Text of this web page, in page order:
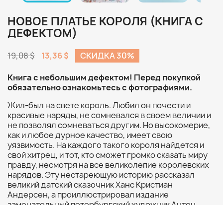
НОВОЕ ПЛАТЬЕ КОРОЛЯ (КНИГА С
ДЕФЕКТОМ)
19,08 $ 13,36 $
СКИДКА 30%
Книга с небольшим дефектом! Перед покупкой
обязательно ознакомьтесь с фотографиями.
Жил-был на свете король. Любил он почести и
красивые наряды, не сомневался в своем величии и
не позволял сомневаться другим. Но высокомерие,
как и любое дурное качество, имеет свою
уязвимость. На каждого такого короля найдется и
свой хитрец, и тот, кто сможет громко сказать миру
правду, несмотря на все великолепие королевских
нарядов. Эту нестареющую историю рассказал
великий датский сказочник Ханс Кристиан
Андерсен, а проиллюстрировал издание